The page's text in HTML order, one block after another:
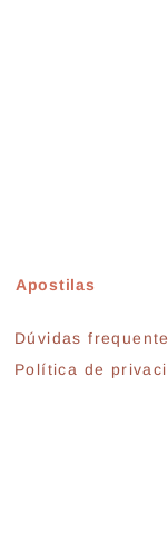
Apostilas
Dúvidas
Política de